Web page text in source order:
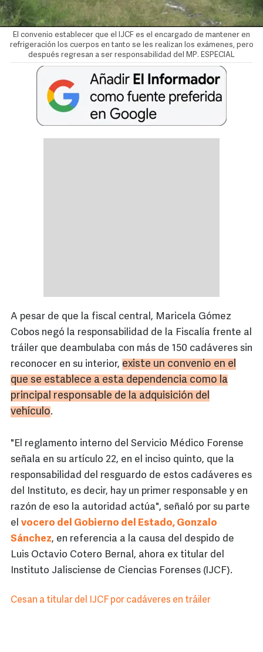
El convenio establecer que el IJCF es el encargado de mantener en
refrigeración los cuerpos en tanto se les realizan los exámenes, pero
después regresan a ser responsabilidad del MP. ESPECIAL
A pesar de que la fiscal central, Maricela Gómez
Cobos negó la responsabilidad de la Fiscalía frente al
tráiler que deambulaba con más de 150 cadáveres sin
reconocer en su interior, existe un convenio en el
que se establece a esta dependencia como la
principal responsable de la adquisición del
vehículo.
"El reglamento interno del Servicio Médico Forense
señala en su artículo 22, en el inciso quinto, que la
responsabilidad del resguardo de estos cadáveres es
del Instituto, es decir, hay un primer responsable y en
razón de eso la autoridad actúa", señaló por su parte
el vocero del Gobierno del Estado, Gonzalo
Sánchez, en referencia a la causa del despido de
Luis Octavio Cotero Bernal, ahora ex titular del
Instituto Jalisciense de Ciencias Forenses (IJCF).
Cesan a titular del IJCF por cadáveres en tráiler